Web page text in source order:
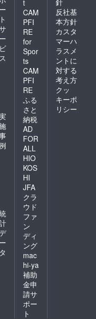
22,000
円(税別)
・焼肉
と火鍋
ス
通称
焼肉火
鍋コー
28,000
円(税別)
ー
ト
ー
ビ
ス
ー
タ
t
CAM
PFI
RE
for
Spor
ts
CAM
PFI
RE
ふる
さと
納税
AD
FOR
ALL
HIO
KOS
HI
JFA
クラ
ウド
ファ
ン
ディ
ング
mac
hi-ya
補助
金申
請サ
ポー
ト
反社基
本方針
カスタ
マーハ
ラスメ
ントに
対する
考え方
クッ
キーポ
リシー